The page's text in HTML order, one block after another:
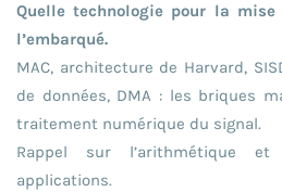
Quelle technologie pour la
l’embarqué.
MAC, architecture de Harvard,
de données, DMA : les briques
traitement numérique du signal.
Rappel sur l’arithmétique
applications.